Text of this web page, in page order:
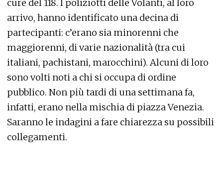
cure del 118. I poliziotti delle Volanti, al loro
arrivo, hanno identificato una decina di
partecipanti: c’erano sia minorenni che
maggiorenni, di varie nazionalità (tra cui
italiani, pachistani, marocchini). Alcuni di loro
sono volti noti a chi si occupa di ordine
pubblico. Non più tardi di una settimana fa,
infatti, erano nella mischia di piazza Venezia.
Saranno le indagini a fare chiarezza su possibili
collegamenti.